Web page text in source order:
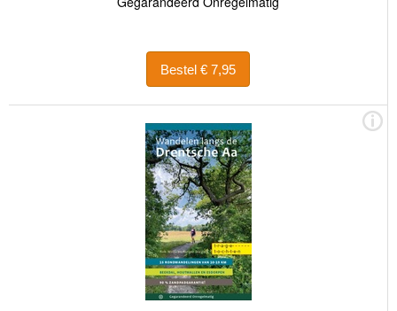
Bestel € 7,95